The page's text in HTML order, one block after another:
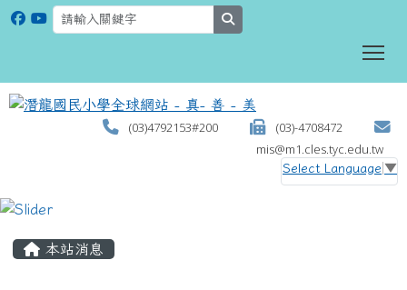
(03)4792153#200
(03)-4708472
mis@m1.cles.tyc.edu.tw
Select Language ▼
本站消息